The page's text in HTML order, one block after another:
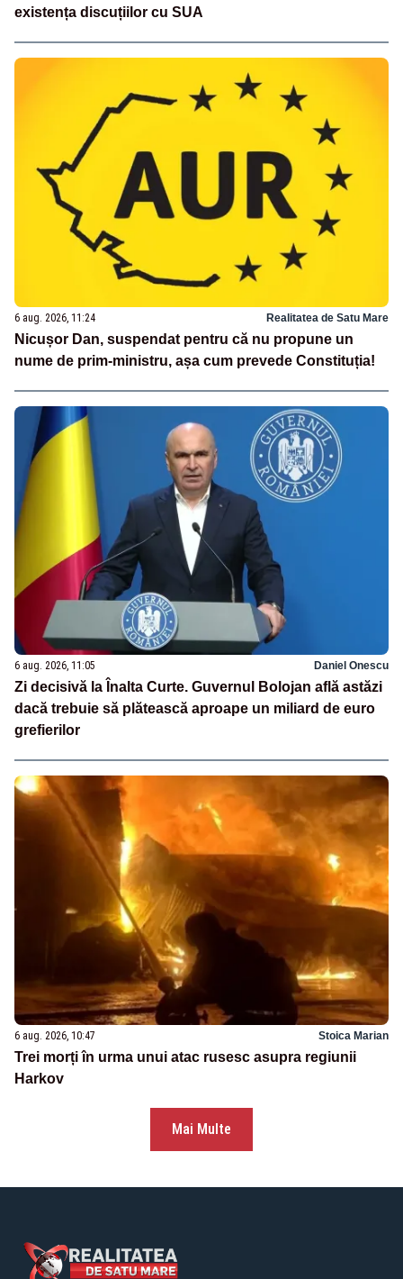
existența discuțiilor cu SUA
6 aug. 2026, 11:24 Realitatea de Satu Mare
Nicușor Dan, suspendat pentru că nu propune un
nume de prim-ministru, așa cum prevede Constituția!
6 aug. 2026, 11:05 Daniel Onescu
Zi decisivă la Înalta Curte. Guvernul Bolojan află astăzi
dacă trebuie să plătească aproape un miliard de euro
grefierilor
6 aug. 2026, 10:47 Stoica Marian
Trei morți în urma unui atac rusesc asupra regiunii
Harkov
Mai Multe